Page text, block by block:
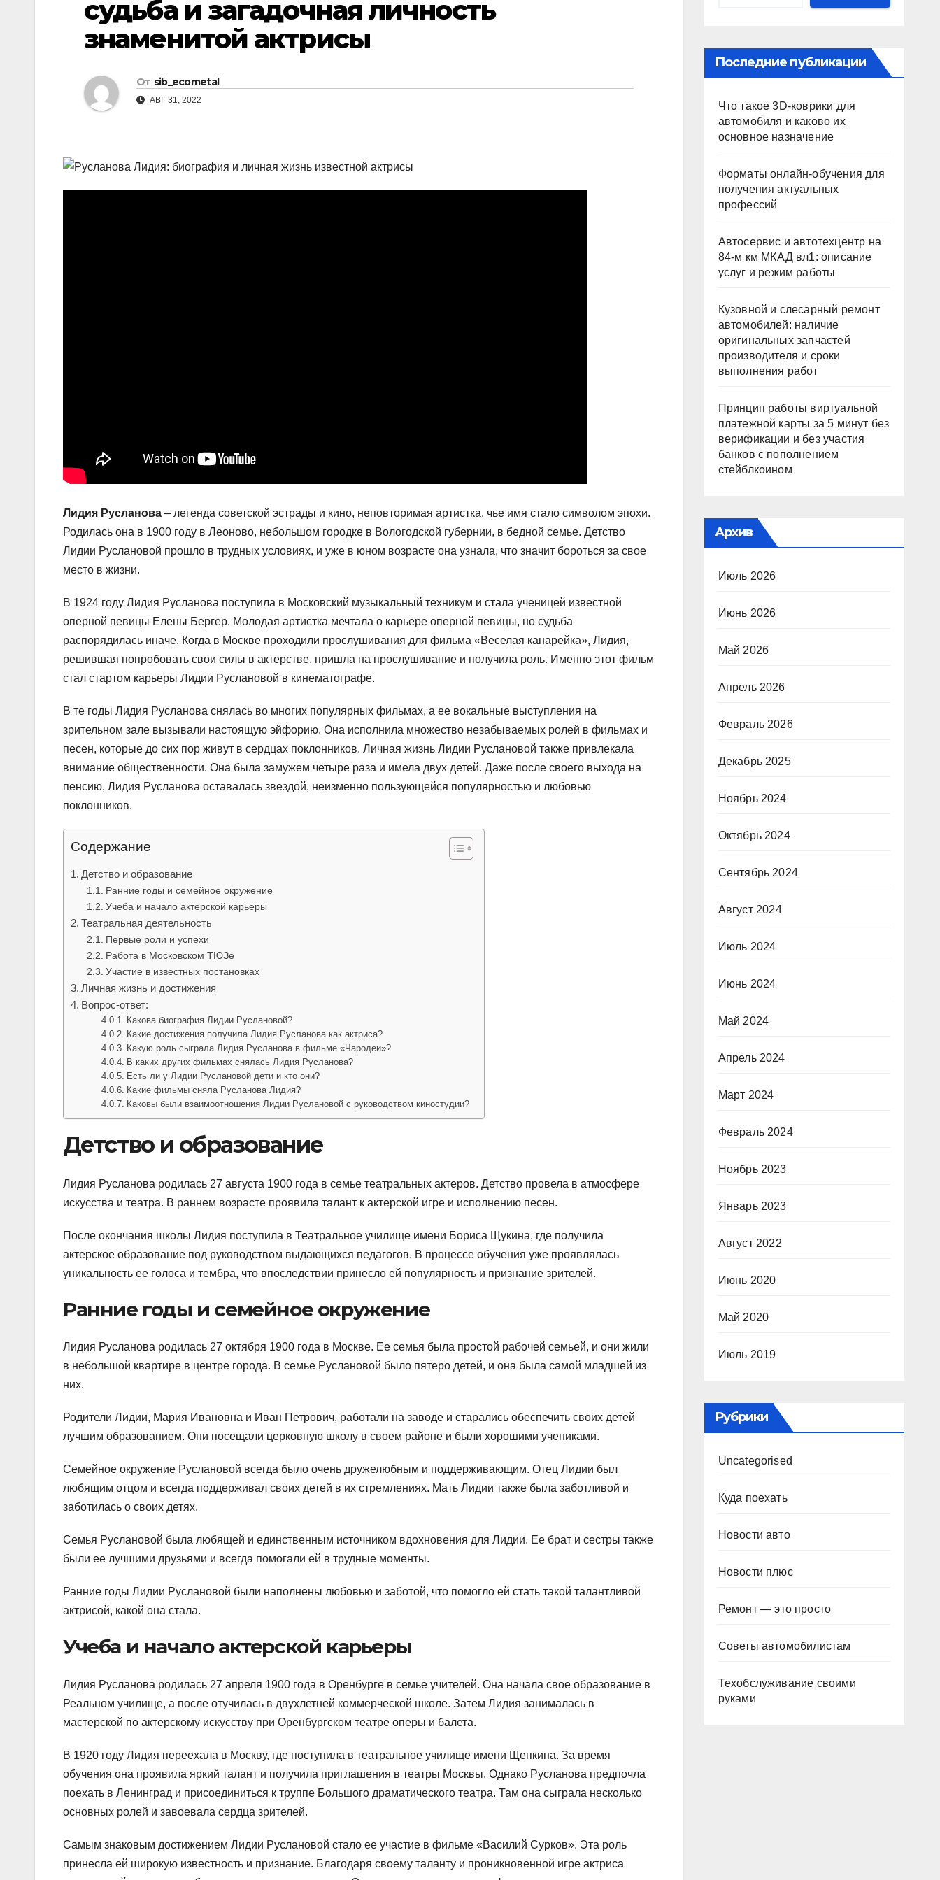
судьба и загадочная личность
знаменитой актрисы
От sib_ecometal
АВГ 31, 2022
Лидия Русланова – легенда советской эстрады и кино, неповторимая артистка, чье имя стало символом эпохи.
Родилась она в 1900 году в Леоново, небольшом городке в Вологодской губернии, в бедной семье. Детство
Лидии Руслановой прошло в трудных условиях, и уже в юном возрасте она узнала, что значит бороться за свое
место в жизни.
В 1924 году Лидия Русланова поступила в Московский музыкальный техникум и стала ученицей известной
оперной певицы Елены Бергер. Молодая артистка мечтала о карьере оперной певицы, но судьба
распорядилась иначе. Когда в Москве проходили прослушивания для фильма «Веселая канарейка», Лидия,
решившая попробовать свои силы в актерстве, пришла на прослушивание и получила роль. Именно этот фильм
стал стартом карьеры Лидии Руслановой в кинематографе.
В те годы Лидия Русланова снялась во многих популярных фильмах, а ее вокальные выступления на
зрительном зале вызывали настоящую эйфорию. Она исполнила множество незабываемых ролей в фильмах и
песен, которые до сих пор живут в сердцах поклонников. Личная жизнь Лидии Руслановой также привлекала
внимание общественности. Она была замужем четыре раза и имела двух детей. Даже после своего выхода на
пенсию, Лидия Русланова оставалась звездой, неизменно пользующейся популярностью и любовью
поклонников.
Содержание
Детство и образование
Ранние годы и семейное окружение
Учеба и начало актерской карьеры
Театральная деятельность
Первые роли и успехи
Работа в Московском ТЮЗе
Участие в известных постановках
Личная жизнь и достижения
Вопрос-ответ:
Какова биография Лидии Руслановой?
Какие достижения получила Лидия Русланова как актриса?
Какую роль сыграла Лидия Русланова в фильме «Чародеи»?
В каких других фильмах снялась Лидия Русланова?
Есть ли у Лидии Руслановой дети и кто они?
Какие фильмы сняла Русланова Лидия?
Каковы были взаимоотношения Лидии Руслановой с руководством киностудии?
Детство и образование
Лидия Русланова родилась 27 августа 1900 года в семье театральных актеров. Детство провела в атмосфере
искусства и театра. В раннем возрасте проявила талант к актерской игре и исполнению песен.
После окончания школы Лидия поступила в Театральное училище имени Бориса Щукина, где получила
актерское образование под руководством выдающихся педагогов. В процессе обучения уже проявлялась
уникальность ее голоса и тембра, что впоследствии принесло ей популярность и признание зрителей.
Ранние годы и семейное окружение
Лидия Русланова родилась 27 октября 1900 года в Москве. Ее семья была простой рабочей семьей, и они жили
в небольшой квартире в центре города. В семье Руслановой было пятеро детей, и она была самой младшей из
них.
Родители Лидии, Мария Ивановна и Иван Петрович, работали на заводе и старались обеспечить своих детей
лучшим образованием. Они посещали церковную школу в своем районе и были хорошими учениками.
Семейное окружение Руслановой всегда было очень дружелюбным и поддерживающим. Отец Лидии был
любящим отцом и всегда поддерживал своих детей в их стремлениях. Мать Лидии также была заботливой и
заботилась о своих детях.
Семья Руслановой была любящей и единственным источником вдохновения для Лидии. Ее брат и сестры также
были ее лучшими друзьями и всегда помогали ей в трудные моменты.
Ранние годы Лидии Руслановой были наполнены любовью и заботой, что помогло ей стать такой талантливой
актрисой, какой она стала.
Учеба и начало актерской карьеры
Лидия Русланова родилась 27 апреля 1900 года в Оренбурге в семье учителей. Она начала свое образование в
Реальном училище, а после отучилась в двухлетней коммерческой школе. Затем Лидия занималась в
мастерской по актерскому искусству при Оренбургском театре оперы и балета.
В 1920 году Лидия переехала в Москву, где поступила в театральное училище имени Щепкина. За время
обучения она проявила яркий талант и получила приглашения в театры Москвы. Однако Русланова предпочла
поехать в Ленинград и присоединиться к труппе Большого драматического театра. Там она сыграла несколько
основных ролей и завоевала сердца зрителей.
Самым знаковым достижением Лидии Руслановой стало ее участие в фильме «Василий Сурков». Эта роль
принесла ей широкую известность и признание. Благодаря своему таланту и проникновенной игре актриса
Последние публикации
Что такое 3D-коврики для
автомобиля и каково их
основное назначение
Форматы онлайн-обучения для
получения актуальных
профессий
Автосервис и автотехцентр на
84-м км МКАД вл1: описание
услуг и режим работы
Кузовной и слесарный ремонт
автомобилей: наличие
оригинальных запчастей
производителя и сроки
выполнения работ
Принцип работы виртуальной
платежной карты за 5 минут без
верификации и без участия
банков с пополнением
стейблкоином
Архив
Июль 2026
Июнь 2026
Май 2026
Апрель 2026
Февраль 2026
Декабрь 2025
Ноябрь 2024
Октябрь 2024
Сентябрь 2024
Август 2024
Июль 2024
Июнь 2024
Май 2024
Апрель 2024
Март 2024
Февраль 2024
Ноябрь 2023
Январь 2023
Август 2022
Июнь 2020
Май 2020
Июль 2019
Рубрики
Uncategorised
Куда поехать
Новости авто
Новости плюс
Ремонт — это просто
Советы автомобилистам
Техобслуживание своими
руками